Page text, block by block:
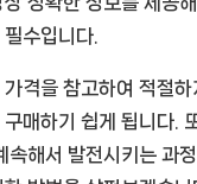
수입니다.
격을 참고하여 적절
매하기 쉽게 됩니다.
해서 발전시키는 과